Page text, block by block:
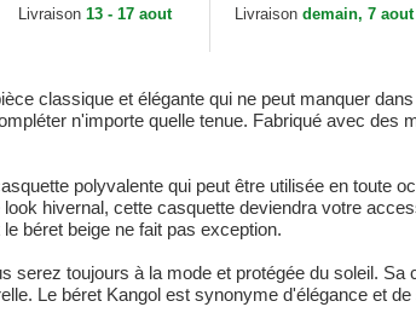
Livraison 13 - 17 aout Livraisondemain, 7 aout
classique et élégante qui ne peut manquer
n'importe quelle tenue. Fabriqué avec des
polyvalente qui peut être utilisée en toute
hivernal, cette casquette deviendra votre
béret beige ne fait pas exception.
serez toujours à la mode et protégée du soleil.
Le béret Kangol est synonyme d'élégance et